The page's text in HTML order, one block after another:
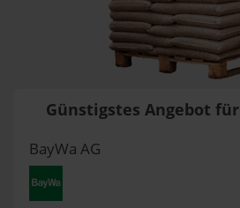
Günstigstes Angebot für
BayWa AG